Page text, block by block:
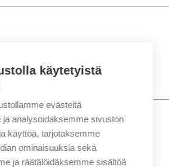
Etunimi
Sukunimi
käytetyistä
evästeitä
analysoidaksemme sivuston
käyttöä, tarjotaksemme
ominaisuuksia sekä
ja räätälöidäksemme sisältöä